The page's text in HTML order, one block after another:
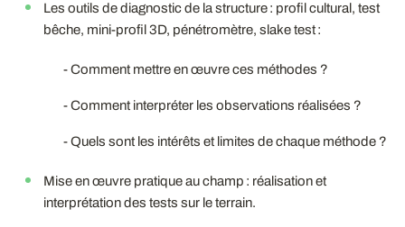
Les outils de diagnostic de la structure : profil cultural, test
bêche, mini-profil 3D, pénétromètre, slake test :
- Comment mettre en œuvre ces méthodes ?
- Comment interpréter les observations réalisées ?
- Quels sont les intérêts et limites de chaque méthode ?
Mise en œuvre pratique au champ : réalisation et
interprétation des tests sur le terrain.